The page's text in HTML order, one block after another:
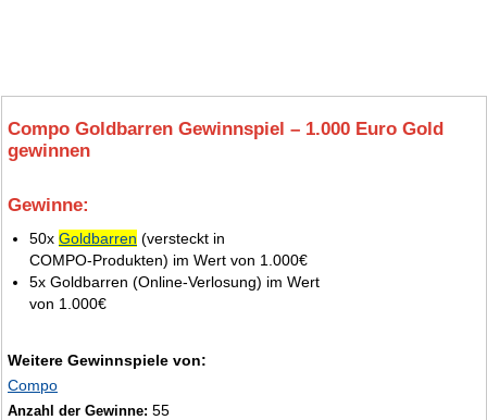
Compo Goldbarren Gewinnspiel – 1.000 Euro Gold
gewinnen
Gewinne:
50x Goldbarren (versteckt in
COMPO‑Produkten) im Wert von 1.000€
5x Goldbarren (Online‑Verlosung) im Wert
von 1.000€
Weitere Gewinnspiele von:
Compo
Anzahl der Gewinne: 55